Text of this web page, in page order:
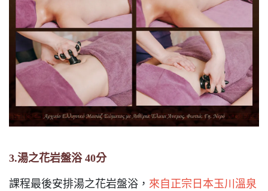
3.湯之花岩盤浴 40分
課程最後安排湯之花岩盤浴， 來自正宗日本玉川溫泉